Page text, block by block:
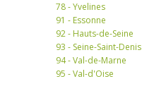
78 - Yvelines
91 - Essonne
92 - Hauts-de-Seine
93 - Seine-Saint-Denis
94 - Val-de-Marne
95 - Val-d'Oise